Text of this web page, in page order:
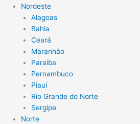
Nordeste
Alagoas
Bahia
Ceará
Maranhão
Paraíba
Pernambuco
Piauí
Rio Grande do Norte
Sergipe
Norte